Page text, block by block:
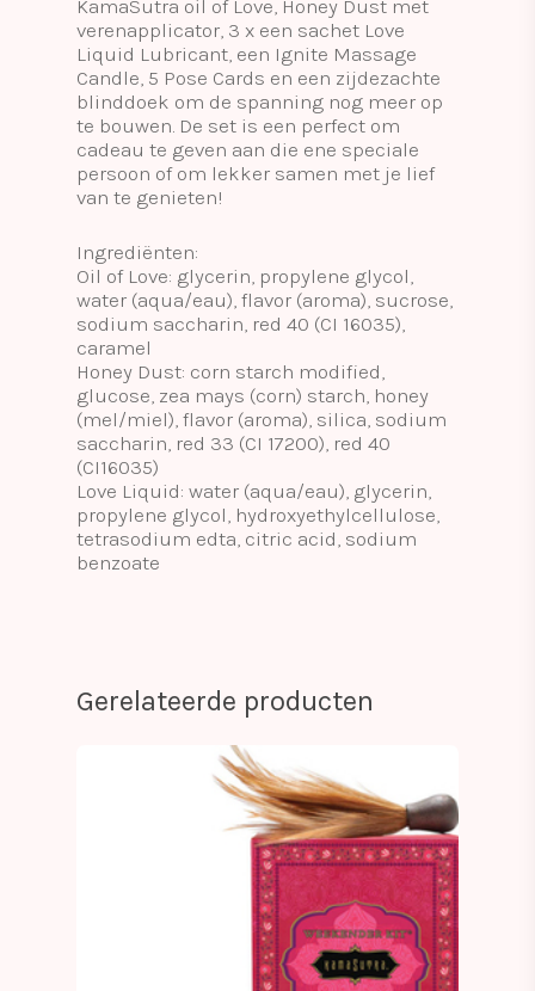
KamaSutra oil of Love, Honey Dust met
verenapplicator, 3 x een sachet Love
Liquid Lubricant, een Ignite Massage
Candle, 5 Pose Cards en een zijdezachte
blinddoek om de spanning nog meer op
te bouwen. De set is een perfect om
cadeau te geven aan die ene speciale
persoon of om lekker samen met je lief
van te genieten!
Ingrediënten:
Oil of Love: glycerin, propylene glycol,
water (aqua/eau), flavor (aroma), sucrose,
sodium saccharin, red 40 (CI 16035),
caramel
Honey Dust: corn starch modified,
glucose, zea mays (corn) starch, honey
(mel/miel), flavor (aroma), silica, sodium
saccharin, red 33 (CI 17200), red 40
(CI16035)
Love Liquid: water (aqua/eau), glycerin,
propylene glycol, hydroxyethylcellulose,
tetrasodium edta, citric acid, sodium
benzoate
Gerelateerde producten